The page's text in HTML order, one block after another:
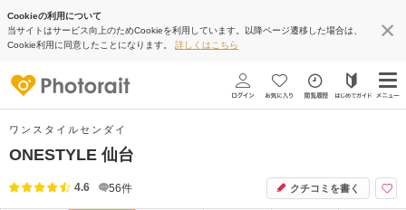
Cookieの利用について
当サイトはサービス向上のためCookieを利用しています。以降ページ遷移した場合は、
Cookie利用に同意したことになります。 詳しくはこちら
ワンスタイルセンダイ
ONESTYLE 仙台
4.6 56件 クチコミを書く